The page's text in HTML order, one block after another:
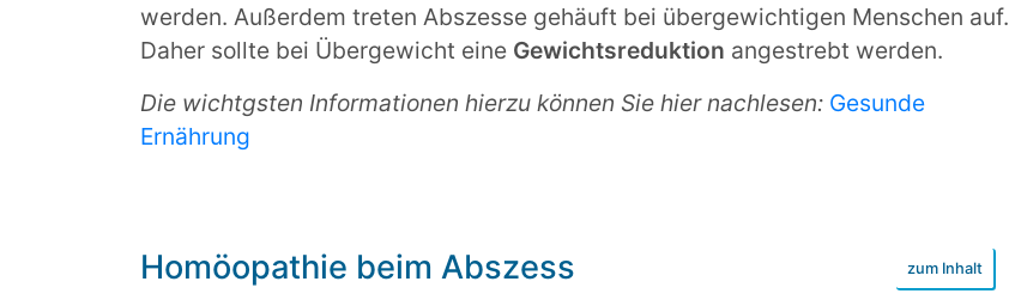
werden. Außerdem treten Abszesse gehäuft bei übergewichtigen Menschen auf.
Daher sollte bei Übergewicht eine Gewichtsreduktion angestrebt werden.
Die wichtgsten Informationen hierzu können Sie hier nachlesen: Gesunde
Ernährung
Homöopathie beim Abszess